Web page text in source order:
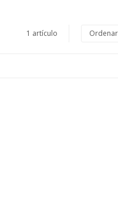
1 artículo